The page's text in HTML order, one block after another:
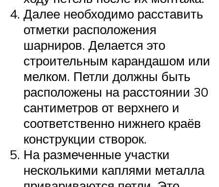
Далее необходимо расставить
отметки расположения
шарниров. Делается это
строительным карандашом или
мелком. Петли должны быть
расположены на расстоянии 30
сантиметров от верхнего и
соответственно нижнего краёв
конструкции створок.
На размеченные участки
несколькими каплями металла